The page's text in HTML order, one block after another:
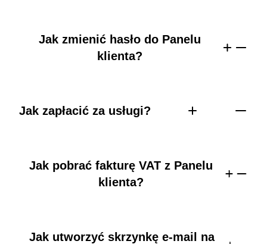
Jak zmienić hasło do Panelu
klienta?
Jak zapłacić za usługi?
Jak pobrać fakturę VAT z Panelu
klienta?
Jak utworzyć skrzynkę e-mail na